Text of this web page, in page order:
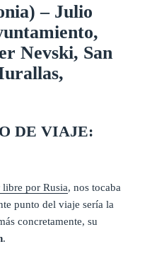
– Julio
Nevski, San
DE VIAJE:
por Rusia, nos tocaba
punto del viaje sería la
concretamente, su
.